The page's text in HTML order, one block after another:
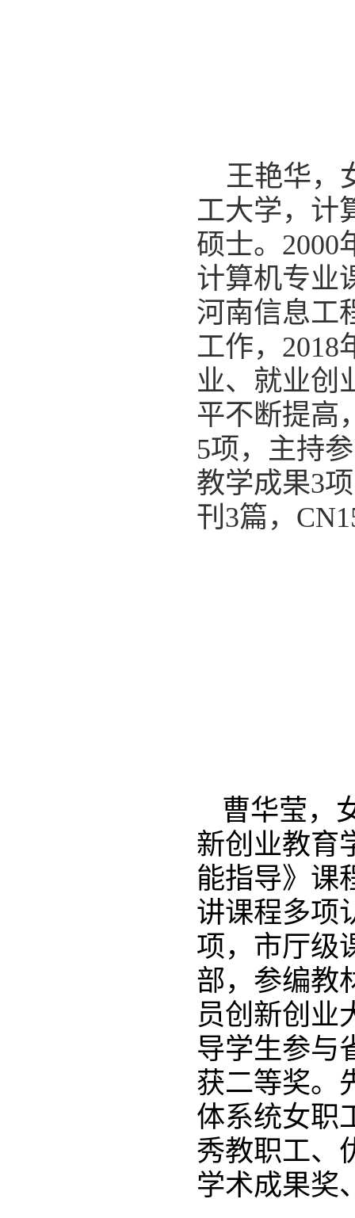
王艳华，
工大学，计
硕士。2000
计算机专业
河南信息工
工作，2018
业、就业创
平不断提高
5项，主持
教学成果3
刊3篇，
曹华莹，
新创业教育
能指导》课
讲课程多项
项，市厅级
部，参编教
员创新创业
导学生参与
获二等奖。
体系统女职
秀教职工、
学术成果奖